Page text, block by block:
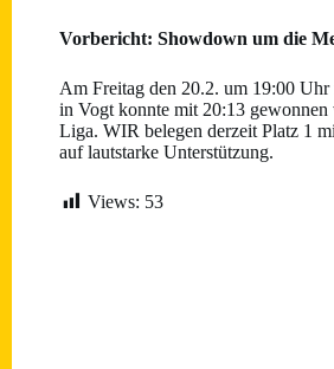
Vorbericht: Showdown um die
Am Freitag den 20.2. um 19:00 Uhr
in Vogt konnte mit 20:13 gewonnen
Liga. WIR belegen derzeit Platz 1
auf lautstarke Unterstützung.
Views: 53